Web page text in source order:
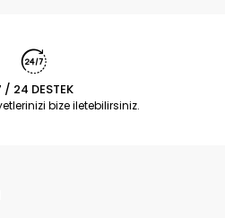
/ 24 DESTEK
bize iletebilirsiniz.